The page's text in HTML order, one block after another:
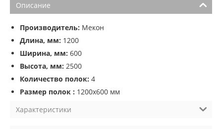
Описание
Производитель: Мекон
Длина, мм: 1200
Ширина, мм: 600
Высота, мм: 2500
Количество полок: 4
Размер полок : 1200х600 мм
Характеристики